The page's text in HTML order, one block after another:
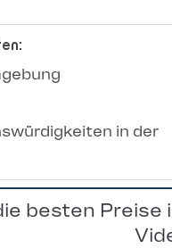
in der
besten Preise